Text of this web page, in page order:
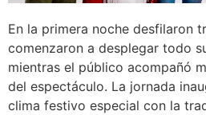
En la primera noche desfilaron
comenzaron a desplegar todo
mientras el público acompañó
del espectáculo. La jornada
clima festivo especial con la